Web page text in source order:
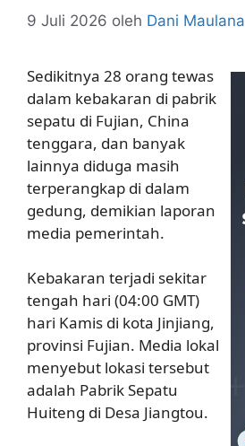
9 Juli 2026 oleh Dani Maulana
Sedikitnya 28 orang tewas
dalam kebakaran di pabrik
sepatu di Fujian, China
tenggara, dan banyak
lainnya diduga masih
terperangkap di dalam
gedung, demikian laporan
media pemerintah.
Kebakaran terjadi sekitar
tengah hari (04:00 GMT)
hari Kamis di kota Jinjiang,
provinsi Fujian. Media lokal
menyebut lokasi tersebut
adalah Pabrik Sepatu
Huiteng di Desa Jiangtou.